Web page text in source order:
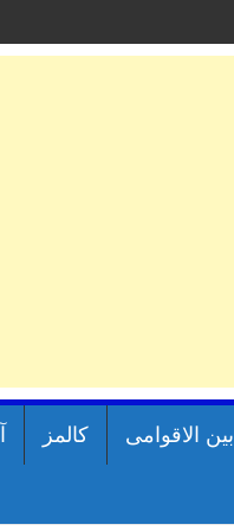
بین الاقوامی کالمز